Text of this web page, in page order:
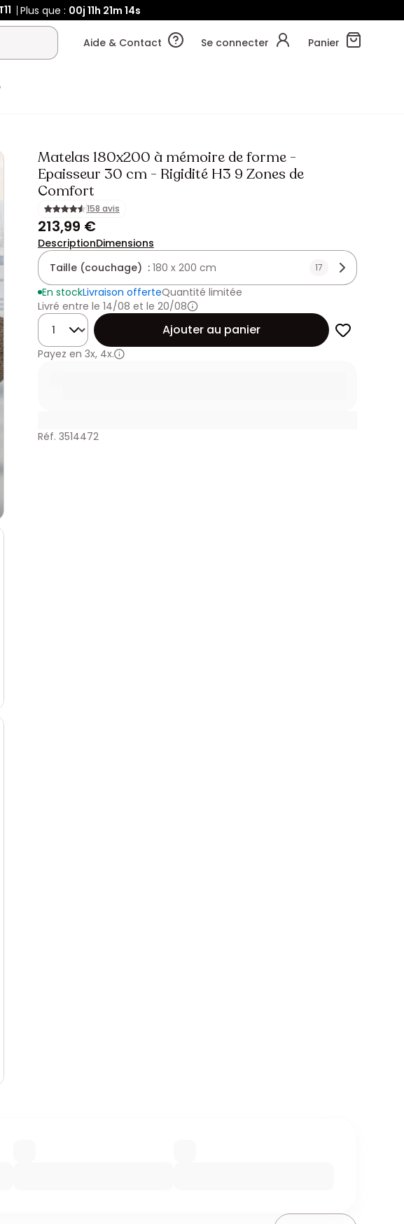
Plus que : 00j 11h 21m 13s
Aide & Contact Se connecter Panier
Matelas 180x200 à mémoire de forme -
Epaisseur 30 cm - Rigidité H3 9 Zones de
Comfort
158 avis
213,99 €
DescriptionDimensions
Taille (couchage) : 180 x 200 cm 17
En stockLivraison offerteQuantité limitée
Livré entre le 14/08 et le 20/08
Quantité
Ajouter au panier
Payez en 3x, 4x.
Réf. 3514472